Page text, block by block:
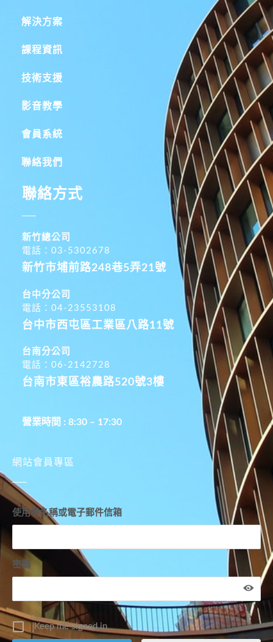
解決方案
課程資訊
技術支援
影音教學
會員系統
聯絡我們
聯絡方式
新竹總公司
電話：03-5302678
新竹市埔前路248巷5弄21號
台中分公司
電話：04-23553108
台中市西屯區工業區八路11號
台南分公司
電話：06-2142728
台南市東區裕農路520號3樓
營業時間 : 8:30 – 17:30
網站會員專區
使用者名稱或電子郵件信箱
密碼
Keep me signed in